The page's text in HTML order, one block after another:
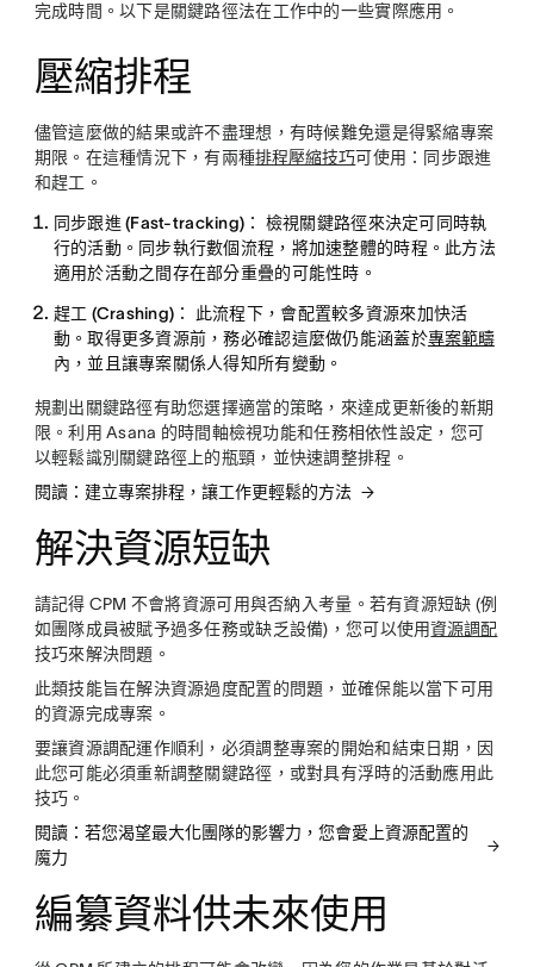
完成時間。以下是關鍵路徑法在工作中的一些實際應用。
壓縮排程
儘管這麼做的結果或許不盡理想，有時候難免還是得緊縮專案
期限。在這種情況下，有兩種排程壓縮技巧可使用：同步跟進
和趕工。
同步跟進 (Fast-tracking)：
檢視關鍵路徑來決定可同時執
行的活動。同步執行數個流程，將加速整體的時程。此方法
適用於活動之間存在部分重疊的可能性時。
趕工 (Crashing)：
此流程下，會配置較多資源來加快活
動。取得更多資源前，務必確認這麼做仍能涵蓋於專案範疇
內，並且讓專案關係人得知所有變動。
規劃出關鍵路徑有助您選擇適當的策略，來達成更新後的新期
限。利用 Asana 的時間軸檢視功能和任務相依性設定，您可
以輕鬆識別關鍵路徑上的瓶頸，並快速調整排程。
閱讀：建立專案排程，讓工作更輕鬆的方法
解決資源短缺
請記得 CPM 不會將資源可用與否納入考量。若有資源短缺 (例
如團隊成員被賦予過多任務或缺乏設備)，您可以使用資源調配
技巧來解決問題。
此類技能旨在解決資源過度配置的問題，並確保能以當下可用
的資源完成專案。
要讓資源調配運作順利，必須調整專案的開始和結束日期，因
此您可能必須重新調整關鍵路徑，或對具有浮時的活動應用此
技巧。
閱讀：若您渴望最大化團隊的影響力，您會愛上資源配置的
魔力
編纂資料供未來使用